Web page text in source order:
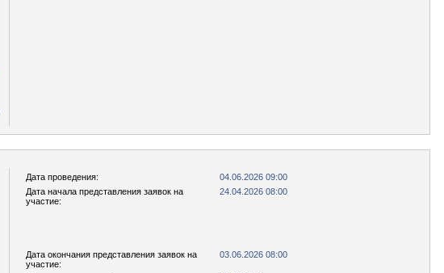
Дата проведения:
04.06.2026 09:00
Дата начала представления заявок на
участие:
24.04.2026 08:00
Дата окончания представления заявок на
участие:
03.06.2026 08:00